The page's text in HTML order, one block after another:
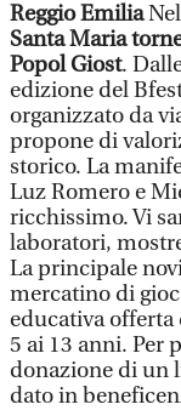
Reggio Emilia
Santa Maria
Popol Giost.
edizione del
organizzato da
propone di
storico. La
Luz Romero e
ricchissimo. Vi
laboratori,
La principale
mercatino di
educativa
5 ai 13 anni. Per
donazione di un
dato in